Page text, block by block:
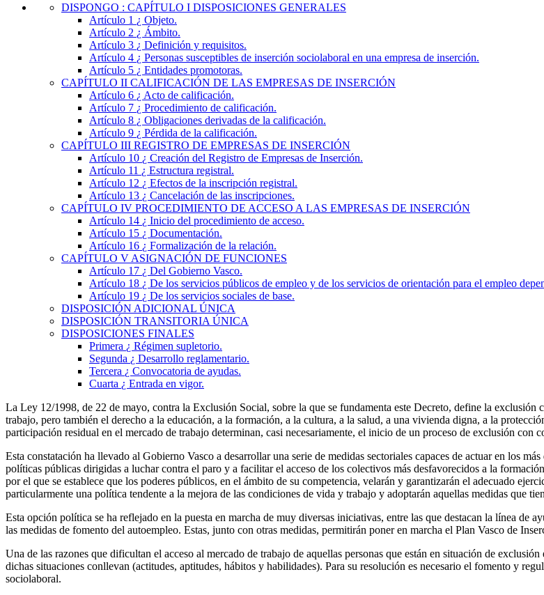
DISPONGO : CAPÍTULO I DISPOSICIONES GENERALES
Artículo 1 ¿ Objeto.
Artículo 2 ¿ Ámbito.
Artículo 3 ¿ Definición y requisitos.
Artículo 4 ¿ Personas susceptibles de inserción sociolaboral en una empresa de inserción.
Artículo 5 ¿ Entidades promotoras.
CAPÍTULO II CALIFICACIÓN DE LAS EMPRESAS DE INSERCIÓN
Artículo 6 ¿ Acto de calificación.
Artículo 7 ¿ Procedimiento de calificación.
Artículo 8 ¿ Obligaciones derivadas de la calificación.
Artículo 9 ¿ Pérdida de la calificación.
CAPÍTULO III REGISTRO DE EMPRESAS DE INSERCIÓN
Artículo 10 ¿ Creación del Registro de Empresas de Inserción.
Artículo 11 ¿ Estructura registral.
Artículo 12 ¿ Efectos de la inscripción registral.
Artículo 13 ¿ Cancelación de las inscripciones.
CAPÍTULO IV PROCEDIMIENTO DE ACCESO A LAS EMPRESAS DE INSERCIÓN
Artículo 14 ¿ Inicio del procedimiento de acceso.
Artículo 15 ¿ Documentación.
Artículo 16 ¿ Formalización de la relación.
CAPÍTULO V ASIGNACIÓN DE FUNCIONES
Artículo 17 ¿ Del Gobierno Vasco.
Artículo 18 ¿ De los servicios públicos de empleo y de los servicios de orientación para el empleo
Artículo 19 ¿ De los servicios sociales de base.
DISPOSICIÓN ADICIONAL ÚNICA
DISPOSICIÓN TRANSITORIA ÚNICA
DISPOSICIONES FINALES
Primera ¿ Régimen supletorio.
Segunda ¿ Desarrollo reglamentario.
Tercera ¿ Convocatoria de ayudas.
Cuarta ¿ Entrada en vigor.
La Ley 12/1998, de 22 de mayo, contra la Exclusión Social, sobre la que se fundamenta este Decreto, define la
trabajo, pero también el derecho a la educación, a la formación, a la cultura, a la salud, a una vivienda digna, a la
participación residual en el mercado de trabajo determinan, casi necesariamente, el inicio de un proceso de exclusión con
Esta constatación ha llevado al Gobierno Vasco a desarrollar una serie de medidas sectoriales capaces de actuar en los
políticas públicas dirigidas a luchar contra el paro y a facilitar el acceso de los colectivos más desfavorecidos a la
por el que se establece que los poderes públicos, en el ámbito de su competencia, velarán y garantizarán el adecuado
particularmente una política tendente a la mejora de las condiciones de vida y trabajo y adoptarán aquellas medidas que
Esta opción política se ha reflejado en la puesta en marcha de muy diversas iniciativas, entre las que destacan la línea de
las medidas de fomento del autoempleo. Estas, junto con otras medidas, permitirán poner en marcha el Plan Vasco de
Una de las razones que dificultan el acceso al mercado de trabajo de aquellas personas que están en situación de
dichas situaciones conllevan (actitudes, aptitudes, hábitos y habilidades). Para su resolución es necesario el fomento y
sociolaboral.